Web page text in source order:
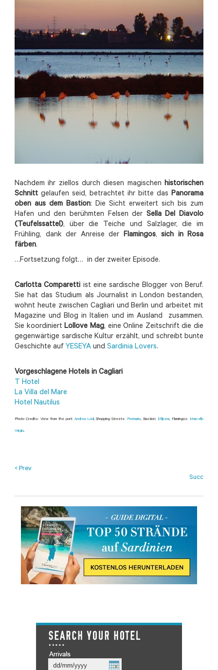
Nachdem ihr ziellos durch diesen magischen historischen
Schnitt gelaufen seid, betrachtet ihr bitte das Panorama
oben aus dem Bastion: Die Sicht erweitert sich bis zum
Hafen und den berühmten Felsen der Sella Del Diavolo
(Teufelssattel), über die Teiche und Salzlager, die im
Frühling, dank der Anreise der Flamingos, sich in Rosa
färben.
…Fortsetzung folgt… in der zweiter Episode.
Carlotta Comparetti ist eine sardische Blogger von Beruf.
Sie hat das Studium als Journalist in London bestanden,
wohnt heute zwischen Cagliari und Berlin und arbeitet mit
Magazine und Blog in Italien und im Ausland zusammen.
Sie koordiniertLollove Mag, eine Online Zeitschrift die die
gegenwärtige sardische Kultur erzählt, und schreibt bunte
Geschichte auf YESEYA und Sardinia Lovers.
Vorgeschlagene Hotels in Cagliari
T Hotel
La Villa del Mare
Hotel Nautilus
Photo Credits: View from the port: Andrea Lodi, Shopping Streets: Piermario, Bastion: Efilpera, Flamingos: Marcello
Vargiu.
< Prev
Succ